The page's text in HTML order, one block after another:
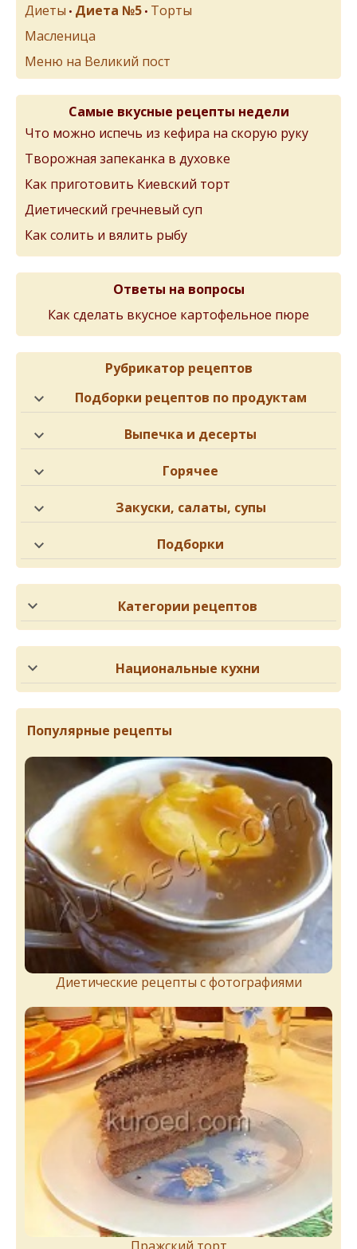
Диеты • Диета №5 • Торты
Масленица
Меню на Великий пост
Самые вкусные рецепты недели
Что можно испечь из кефира на скорую руку
Творожная запеканка в духовке
Как приготовить Киевский торт
Диетический гречневый суп
Как солить и вялить рыбу
Ответы на вопросы
Как сделать вкусное картофельное пюре
Рубрикатор рецептов
Подборки рецептов по продуктам
Выпечка и десерты
Горячее
Закуски, салаты, супы
Подборки
Категории рецептов
Национальные кухни
Популярные рецепты
Диетические рецепты с фотографиями